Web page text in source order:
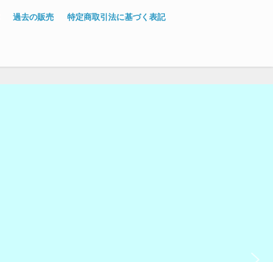
過去の販売 特定商取引法に基づく表記